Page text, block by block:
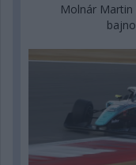
Molnár